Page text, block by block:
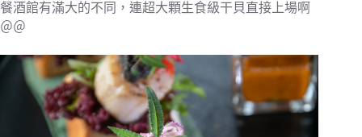
餐酒館有滿大的不同，連超大顆生食級干貝直接上場啊
＠＠